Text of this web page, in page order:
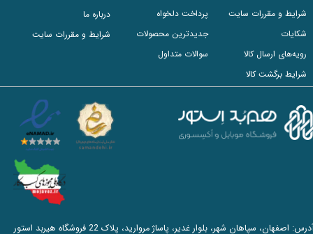
شرایط و مقررات سایت
شکایات
رویه‌های ارسال کالا
شرایط برگشت کالا
پرداخت دلخواه
جدیدترین محصولات
سوالات متداول
درباره ما
شرایط و مقررات سایت
آدرس: اصفهان، سپاهان شهر، بلوار غدیر، پاساژ مروارید، پلاک 22 فروشگاه هیربد استور